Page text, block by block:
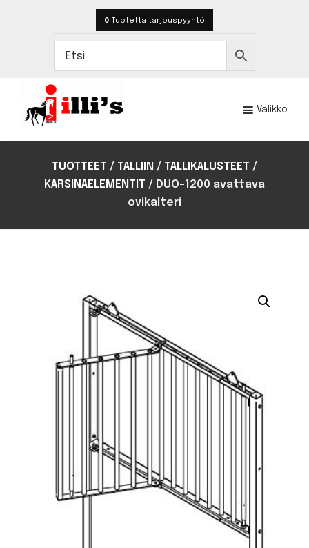
0 Tuotetta tarjouspyyntö
rakentamisen
satojen
Valikko
TUOTTEET / TALLIIN / TALLIKALUSTEET /
KARSINAELEMENTIT / DUO-1200 avattava
ovikalteri